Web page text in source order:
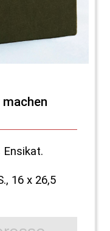
Ensikat.
16 x 26,5